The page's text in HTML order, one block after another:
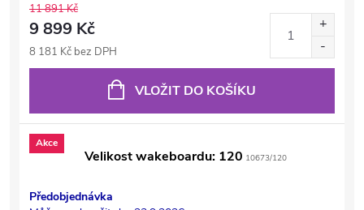
11 891 Kč
9 899 Kč
8 181 Kč bez DPH
VLOŽIT DO KOŠÍKU
Akce
Velikost wakeboardu: 120 10673/120
Předobjednávka